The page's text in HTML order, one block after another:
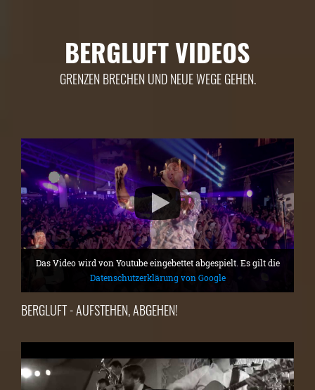
BERGLUFT VIDEOS
GRENZEN BRECHEN UND NEUE WEGE GEHEN.
Das Video wird von Youtube eingebettet abgespielt. Es gilt die
Datenschutzerklärung von Google
BERGLUFT - AUFSTEHEN, ABGEHEN!